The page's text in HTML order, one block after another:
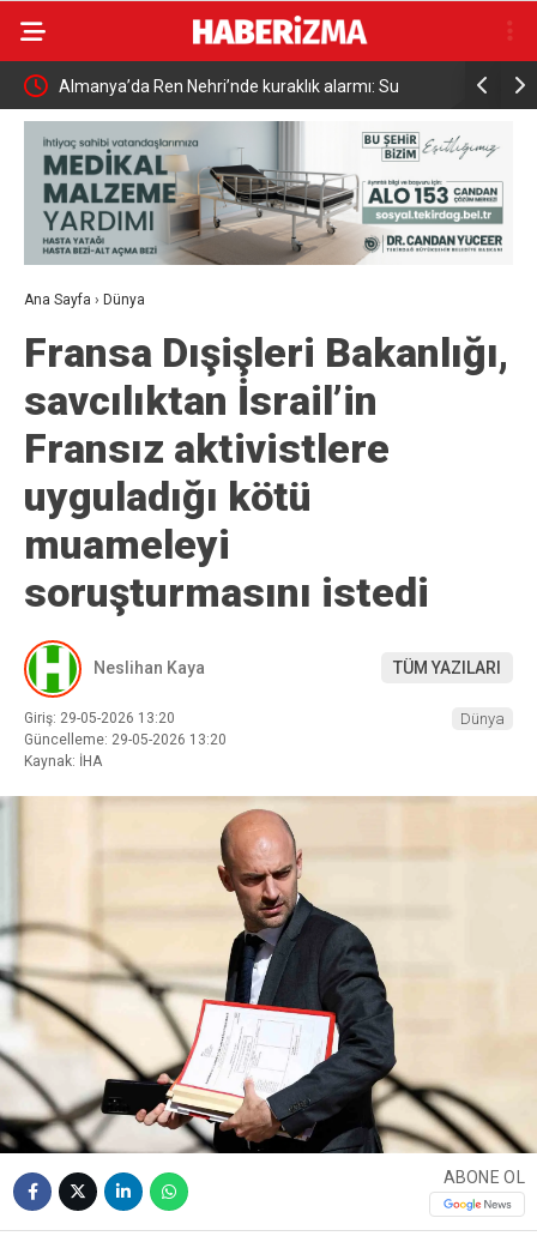
Almanya’da Ren Nehri’nde kuraklık alarmı: Su
seviyesinde tarihi düşüş yaşandı
Ana Sayfa › Dünya
Fransa Dışişleri Bakanlığı,
savcılıktan İsrail’in
Fransız aktivistlere
uyguladığı kötü
muameleyi
soruşturmasını istedi
Neslihan Kaya TÜM YAZILARI
Giriş: 29-05-2026 13:20
Güncelleme: 29-05-2026 13:20
Kaynak: İHA
Dünya
ABONE OL